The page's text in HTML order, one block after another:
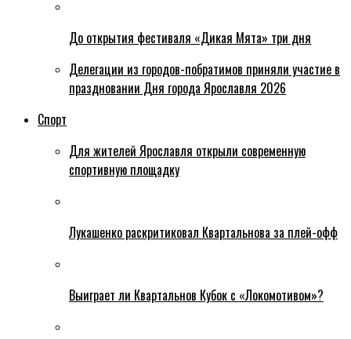
До открытия фестиваля «Дикая Мята» три дня
Делегации из городов-побратимов приняли участие в
праздновании Дня города Ярославля 2026
Спорт
Для жителей Ярославля открыли современную
спортивную площадку
Лукашенко раскритиковал Квартальнова за плей-офф
Выиграет ли Квартальнов Кубок с «Локомотивом»?